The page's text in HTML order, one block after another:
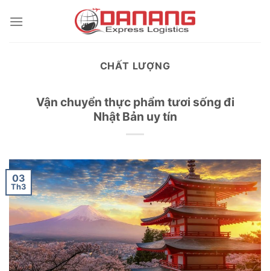
CHẤT LƯỢNG
Vận chuyển thực phẩm tươi sống đi
Nhật Bản uy tín
03
Th3